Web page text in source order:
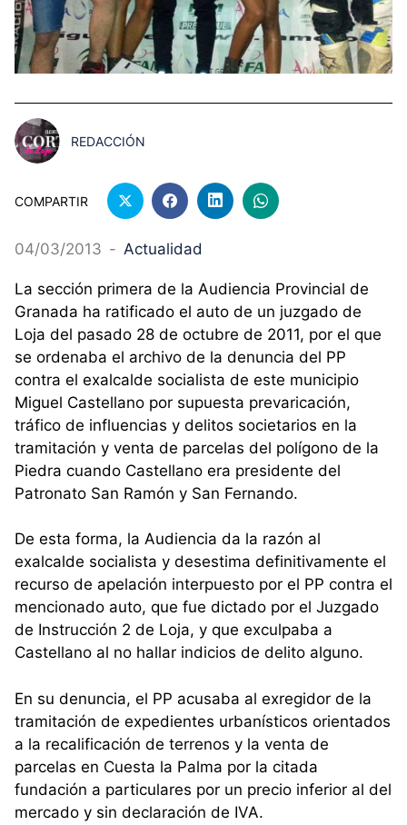
REDACCIÓN
COMPARTIR
04/03/2013 - Actualidad
La sección primera de la Audiencia Provincial de
Granada ha ratificado el auto de un juzgado de
Loja del pasado 28 de octubre de 2011, por el que
se ordenaba el archivo de la denuncia del PP
contra el exalcalde socialista de este municipio
Miguel Castellano por supuesta prevaricación,
tráfico de influencias y delitos societarios en la
tramitación y venta de parcelas del polígono de la
Piedra cuando Castellano era presidente del
Patronato San Ramón y San Fernando.
De esta forma, la Audiencia da la razón al
exalcalde socialista y desestima definitivamente el
recurso de apelación interpuesto por el PP contra el
mencionado auto, que fue dictado por el Juzgado
de Instrucción 2 de Loja, y que exculpaba a
Castellano al no hallar indicios de delito alguno.
En su denuncia, el PP acusaba al exregidor de la
tramitación de expedientes urbanísticos orientados
a la recalificación de terrenos y la venta de
parcelas en Cuesta la Palma por la citada
fundación a particulares por un precio inferior al del
mercado y sin declaración de IVA.